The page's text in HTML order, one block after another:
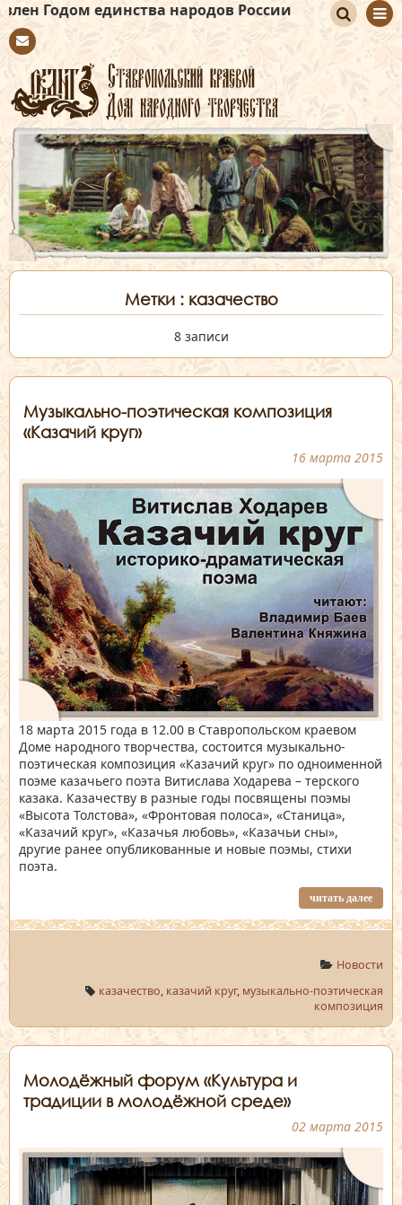
народов России
tact
иск
Метки : казачество
8 записи
Музыкально-поэтическая композиция
«Казачий круг»
16 марта 2015
18 марта 2015 года в 12.00 в Ставропольском краевом
Доме народного творчества, состоится музыкально-
поэтическая композиция «Казачий круг» по одноименной
поэме казачьего поэта Витислава Ходарева – терского
казака. Казачеству в разные годы посвящены поэмы
«Высота Толстова», «Фронтовая полоса», «Станица»,
«Казачий круг», «Казачья любовь», «Казачьи сны»,
другие ранее опубликованные и новые поэмы, стихи
поэта.
читать далее
Новости
казачество, казачий круг, музыкально-поэтическая
композиция
Молодёжный форум «Культура и
традиции в молодёжной среде»
02 марта 2015